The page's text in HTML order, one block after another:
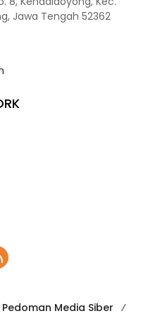
Jawa Tengah 52362
Pedoman Media Siber